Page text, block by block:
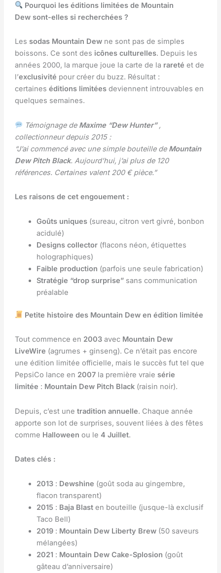
Pourquoi les éditions limitées de Mountain
Dew sont-elles si recherchées ?
Les sodas Mountain Dewne sont pas de simples
boissons. Ce sont des icônes culturelles. Depuis les
années 2000, la marque joue la carte de la rareté et de
l’exclusivité pour créer du buzz. Résultat :
certaines éditions limitéesdeviennent introuvables en
quelques semaines.
Témoignage de Maxime “Dew Hunter”,
collectionneur depuis 2015 :
“J’ai commencé avec une simple bouteille de Mountain
Dew Pitch Black. Aujourd’hui, j’ai plus de 120
références. Certaines valent 200 € pièce.”
Les raisons de cet engouement :
Goûts uniques(sureau, citron vert givré, bonbon
acidulé)
Designs collector(flacons néon, étiquettes
holographiques)
Faible production (parfois une seule fabrication)
Stratégie “drop surprise”sans communication
préalable
Petite histoire des Mountain Dew en édition limitée
Tout commence en 2003avec Mountain Dew
LiveWire (agrumes + ginseng). Ce n’était pas encore
une édition limitée officielle, mais le succès fut tel que
PepsiCo lance en 2007la première vraie série
limitée : Mountain Dew Pitch Black(raisin noir).
Depuis, c’est une tradition annuelle. Chaque année
apporte son lot de surprises, souvent liées à des fêtes
comme Halloween ou le 4 Juillet.
Dates clés :
2013: Dewshine (goût soda au gingembre,
flacon transparent)
2015 : Baja Blasten bouteille (jusque-là exclusif
Taco Bell)
2019: Mountain Dew Liberty Brew(50 saveurs
mélangées)
2021 : Mountain Dew Cake-Splosion (goût
gâteau d’anniversaire)